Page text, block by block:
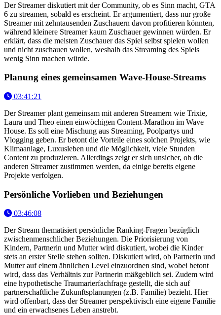
Der Streamer diskutiert mit der Community, ob es Sinn macht, GTA
6 zu streamen, sobald es erscheint. Er argumentiert, dass nur große
Streamer mit zehntausenden Zuschauern davon profitieren könnten,
während kleinere Streamer kaum Zuschauer gewinnen würden. Er
erklärt, dass die meisten Zuschauer das Spiel selbst spielen wollen
und nicht zuschauen wollen, weshalb das Streaming des Spiels
wenig Sinn machen würde.
Planung eines gemeinsamen Wave-House-Streams
03:41:21
Der Streamer plant gemeinsam mit anderen Streamern wie Trixie,
Laura und Theo einen einwöchigen Content-Marathon im Wave
House. Es soll eine Mischung aus Streaming, Poolpartys und
Vlogging geben. Er betont die Vorteile eines solchen Projekts, wie
Klimaanlage, Luxusleben und die Möglichkeit, viele Stunden
Content zu produzieren. Allerdings zeigt er sich unsicher, ob die
anderen Streamer zustimmen werden, da einige bereits eigene
Projekte verfolgen.
Persönliche Vorlieben und Beziehungen
03:46:08
Der Stream thematisiert persönliche Ranking-Fragen bezüglich
zwischenmenschlicher Beziehungen. Die Priorisierung von
Kindern, Partnerin und Mutter wird diskutiert, wobei die Kinder
stets an erster Stelle stehen sollten. Diskutiert wird, ob Partnerin und
Mutter auf einem ähnlichen Level einzuordnen sind, wobei betont
wird, dass das Verhältnis zur Partnerin mäßgeblich sei. Zudem wird
eine hypothetische Traumarierfachfrage gestellt, die sich auf
partnerschaftliche Zukunftsplanungen (z.B. Familie) bezieht. Hier
wird offenbart, dass der Streamer perspektivisch eine eigene Familie
und ein erwachsenes Leben anstrebt.